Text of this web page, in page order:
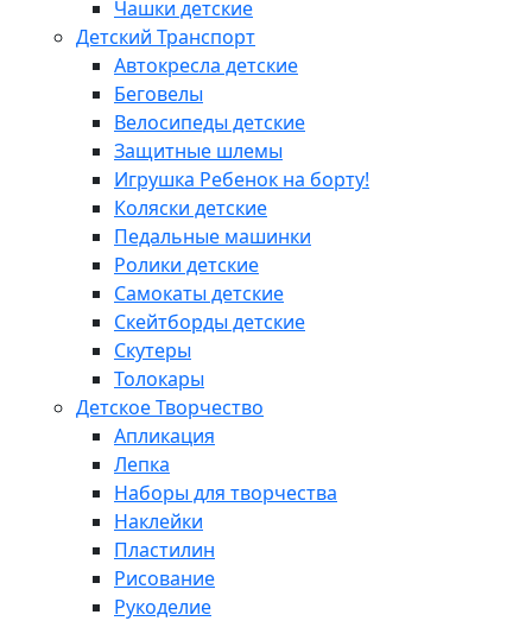
Чашки детские
Детский Транспорт
Автокресла детские
Беговелы
Велосипеды детские
Защитные шлемы
Игрушка Ребенок на борту!
Коляски детские
Педальные машинки
Ролики детские
Самокаты детские
Скейтборды детские
Скутеры
Толокары
Детское Творчество
Апликация
Лепка
Наборы для творчества
Наклейки
Пластилин
Рисование
Рукоделие